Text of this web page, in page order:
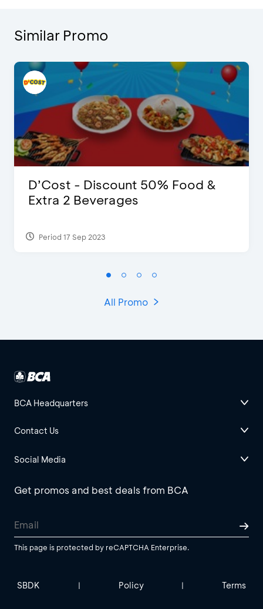
Similar Promo
D’Cost - Discount 50% Food &
Extra 2 Beverages
Period 17 Sep 2023
All Promo
BCA Headquarters
Contact Us
Social Media
Get promos and best deals from BCA
This page is protected by reCAPTCHA Enterprise.
SBDK | Policy | Terms